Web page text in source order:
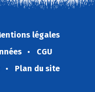
légales
CGU
Plan du site